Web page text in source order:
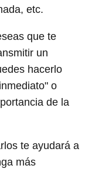
etc.
que te
un
hacerlo
o
de la
te ayudará a
más